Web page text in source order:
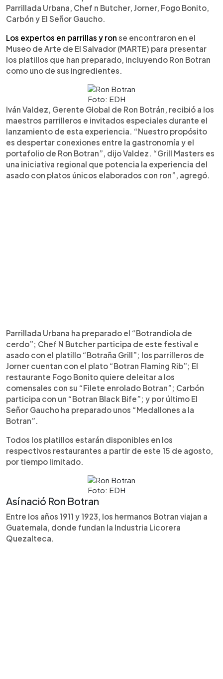
Parrillada Urbana, Chef n Butcher, Jorner, Fogo Bonito,
Carbón y El Señor Gaucho.
Los expertos en parrillas y ron se encontraron en el
Museo de Arte de El Salvador (MARTE) para presentar
los platillos que han preparado, incluyendo Ron Botran
como uno de sus ingredientes.
Foto: EDH
Iván Valdez, Gerente Global de Ron Botrán, recibió a los
maestros parrilleros e invitados especiales durante el
lanzamiento de esta experiencia. “Nuestro propósito
es despertar conexiones entre la gastronomía y el
portafolio de Ron Botran”, dijo Valdez. “Grill Masters es
una iniciativa regional que potencia la experiencia del
asado con platos únicos elaborados con ron”, agregó.
Parrillada Urbana ha preparado el “Botrandiola de
cerdo”; Chef N Butcher participa de este festival e
asado con el platillo “Botraña Grill”; los parrilleros de
Jorner cuentan con el plato “Botran Flaming Rib”; El
restaurante Fogo Bonito quiere deleitar a los
comensales con su “Filete enrolado Botran”; Carbón
participa con un “Botran Black Bife”; y por último El
Señor Gaucho ha preparado unos “Medallones a la
Botran”.
Todos los platillos estarán disponibles en los
respectivos restaurantes a partir de este 15 de agosto,
por tiempo limitado.
Foto: EDH
Así nació Ron Botran
Entre los años 1911 y 1923, los hermanos Botran viajan a
Guatemala, donde fundan la Industria Licorera
Quezalteca.